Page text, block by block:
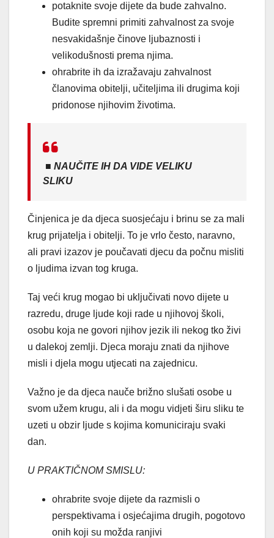
potaknite svoje dijete da bude zahvalno.
Budite spremni primiti zahvalnost za svoje
nesvakidašnje činove ljubaznosti i
velikodušnosti prema njima.
ohrabrite ih da izražavaju zahvalnost
članovima obitelji, učiteljima ili drugima koji
pridonose njihovim životima.
■ NAUČITE IH DA VIDE VELIKU
SLIKU
Činjenica je da djeca suosjećaju i brinu se za mali
krug prijatelja i obitelji. To je vrlo često, naravno,
ali pravi izazov je poučavati djecu da počnu misliti
o ljudima izvan tog kruga.
Taj veći krug mogao bi uključivati novo dijete u
razredu, druge ljude koji rade u njihovoj školi,
osobu koja ne govori njihov jezik ili nekog tko živi
u dalekoj zemlji. Djeca moraju znati da njihove
misli i djela mogu utjecati na zajednicu.
Važno je da djeca nauče brižno slušati osobe u
svom užem krugu, ali i da mogu vidjeti širu sliku te
uzeti u obzir ljude s kojima komuniciraju svaki
dan.
U PRAKTIČNOM SMISLU:
ohrabrite svoje dijete da razmisli o
perspektivama i osjećajima drugih, pogotovo
onih koji su možda ranjivi